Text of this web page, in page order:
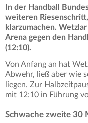
In der Handball
weiteren
klarzumachen.
Arena gegen den
(12:10).
Von Anfang an hat
Abwehr, ließ aber wie
liegen. Zur
mit 12:10 in Führung
Schwache zweite 30